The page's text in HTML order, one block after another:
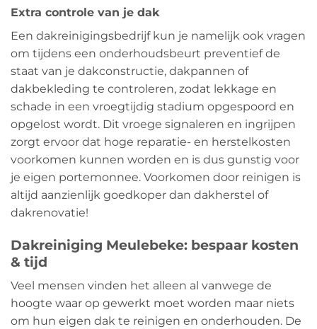
Extra controle van je dak
Een dakreinigingsbedrijf kun je namelijk ook vragen
om tijdens een onderhoudsbeurt preventief de
staat van je dakconstructie, dakpannen of
dakbekleding te controleren, zodat lekkage en
schade in een vroegtijdig stadium opgespoord en
opgelost wordt. Dit vroege signaleren en ingrijpen
zorgt ervoor dat hoge reparatie- en herstelkosten
voorkomen kunnen worden en is dus gunstig voor
je eigen portemonnee. Voorkomen door reinigen is
altijd aanzienlijk goedkoper dan dakherstel of
dakrenovatie!
Dakreiniging Meulebeke: bespaar kosten
& tijd
Veel mensen vinden het alleen al vanwege de
hoogte waar op gewerkt moet worden maar niets
om hun eigen dak te reinigen en onderhouden. De